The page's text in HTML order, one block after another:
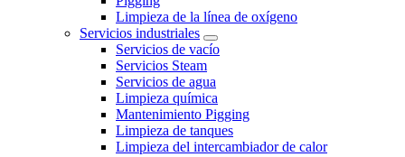
Limpieza de la línea de oxígeno
Servicios industriales
Servicios de vacío
Servicios Steam
Servicios de agua
Limpieza química
Mantenimiento Pigging
Limpieza de tanques
Limpieza del intercambiador de calor